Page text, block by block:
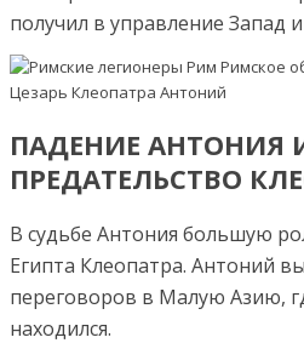
получил в управление Запад
ПАДЕНИЕ АНТОНИЯ
ПРЕДАТЕЛЬСТВО
В судьбе Антония большую
Египта Клеопатра. Антоний
переговоров в Малую Азию,
находился.